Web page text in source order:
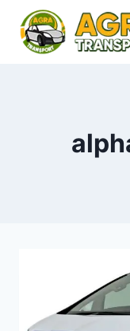
content